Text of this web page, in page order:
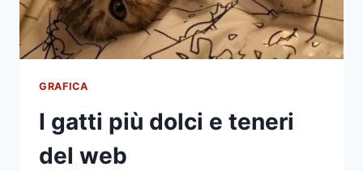
GRAFICA
I gatti più dolci e teneri
del web